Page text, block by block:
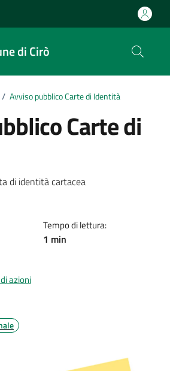
di Cirò
/ Avviso pubblico Carte di Identità
Carte di
notizia
di identità cartacea
Tempo di lettura:
1 min
azioni